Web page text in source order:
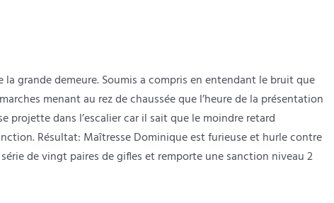
grande demeure. Soumis a compris en entendant le bruit que
menant au rez de chaussée que l’heure de la présentation
projette dans l’escalier car il sait que le moindre retard
Résultat: Maîtresse Dominique est furieuse et hurle contre
de vingt paires de gifles et remporte une sanction niveau 2